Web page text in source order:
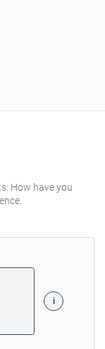
How have you